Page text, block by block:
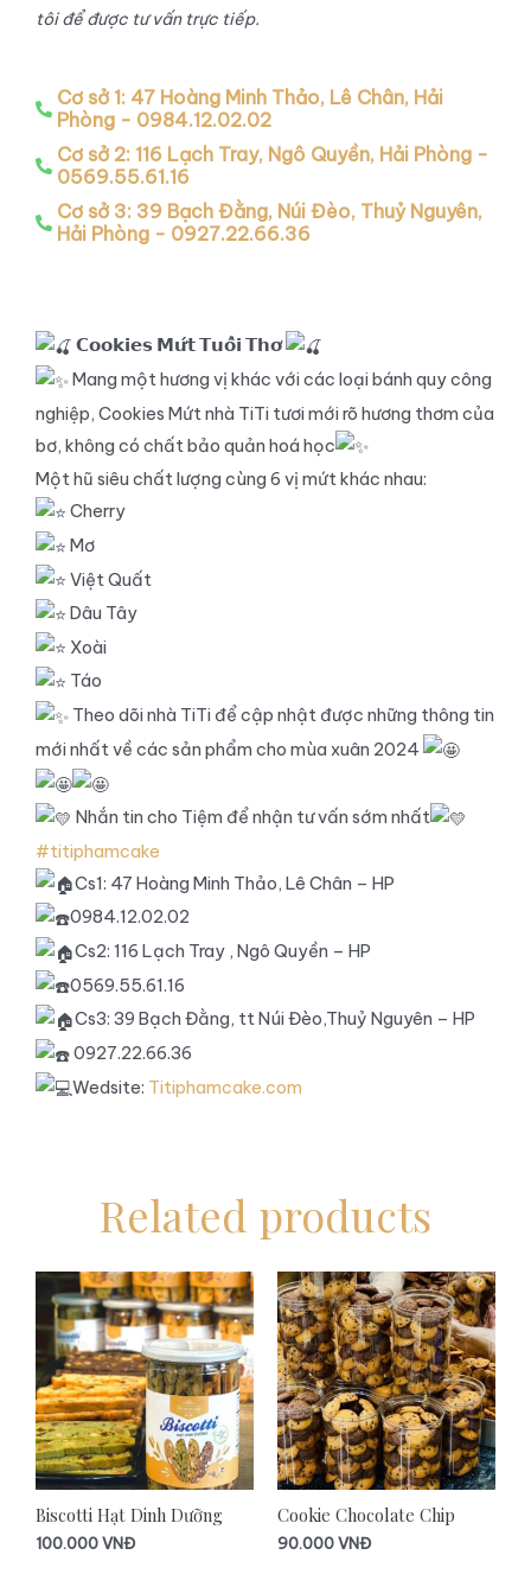
tôi để được tư vấn trực tiếp.
Cơ sở 1: 47 Hoàng Minh Thảo, Lê Chân, Hải
Phòng - 0984.12.02.02
Cơ sở 2: 116 Lạch Tray, Ngô Quyền, Hải Phòng -
0569.55.61.16
Cơ sở 3: 39 Bạch Đằng, Núi Đèo, Thuỷ Nguyên,
Hải Phòng - 0927.22.66.36
𝗖𝗼𝗼𝗸𝗶𝗲𝘀 𝗠𝘂̛́𝘁 𝗧𝘂𝗼̂̉𝗶 𝗧𝗵𝗼̛
Mang một hương vị khác với các loại bánh quy công
nghiệp, Cookies Mứt nhà TiTi tươi mới rõ hương thơm của
bơ, không có chất bảo quản hoá học
Một hũ siêu chất lượng cùng 6 vị mứt khác nhau:
Cherry
Mơ
Việt Quất
Dâu Tây
Xoài
Táo
Theo dõi nhà TiTi để cập nhật được những thông tin
mới nhất về các sản phẩm cho mùa xuân 2024
Nhắn tin cho Tiệm để nhận tư vấn sớm nhất
#titiphamcake
Cs1: 47 Hoàng Minh Thảo, Lê Chân – HP
0984.12.02.02
Cs2: 116 Lạch Tray , Ngô Quyền – HP
0569.55.61.16
Cs3: 39 Bạch Đằng, tt Núi Đèo,Thuỷ Nguyên – HP
0927.22.66.36
Wedsite: Titiphamcake.com
Related products
Biscotti Hạt Dinh Dưỡng
100.000VNĐ
Cookie Chocolate Chip
90.000VNĐ